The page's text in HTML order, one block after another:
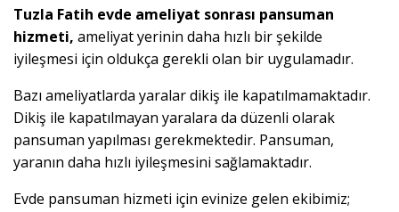
Tuzla Fatih evde ameliyat sonrası pansuman
hizmeti, ameliyat yerinin daha hızlı bir şekilde
iyileşmesi için oldukça gerekli olan bir uygulamadır.
Bazı ameliyatlarda yaralar dikiş ile kapatılmamaktadır.
Dikiş ile kapatılmayan yaralara da düzenli olarak
pansuman yapılması gerekmektedir. Pansuman,
yaranın daha hızlı iyileşmesini sağlamaktadır.
Evde pansuman hizmeti için evinize gelen ekibimiz;